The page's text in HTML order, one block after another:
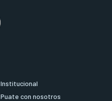
Institucional
Puate con nosotros